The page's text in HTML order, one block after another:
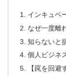
インキュベ
なぜ一度離
知らないと
個人ビジネ
【罠を回